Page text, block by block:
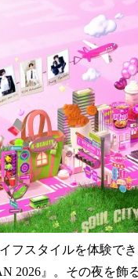
フスタイルを体験で
2026』。その夜を